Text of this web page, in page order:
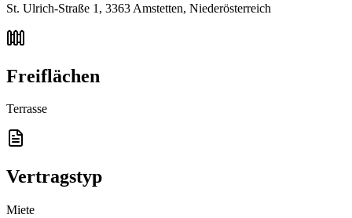
St. Ulrich-Straße 1, 3363 Amstetten, Niederösterreich
Freiflächen
Terrasse
Vertragstyp
Miete